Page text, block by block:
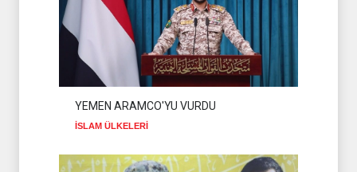
YEMEN ARAMCO'YU VURDU
İSLAM ÜLKELERİ